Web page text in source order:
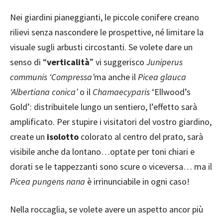
Nei giardini pianeggianti, le piccole conifere creano
rilievi senza nascondere le prospettive, né limitare la
visuale sugli arbusti circostanti. Se volete dare un
senso di “verticalità” vi suggerisco Juniperus
communis ‘Compressa’ma anche ilPicea glauca
‘Albertiana conica’o il Chamaecyparis ‘Ellwood’s
Gold’: distribuitele lungo un sentiero, l’effetto sarà
amplificato. Per stupire i visitatori del vostro giardino,
create un isolotto colorato al centro del prato, sarà
visibile anche da lontano…optate per toni chiari e
dorati se le tappezzanti sono scure o viceversa… ma il
Picea pungens nana è irrinunciabile in ogni caso!
Nella roccaglia, se volete avere un aspetto ancor più